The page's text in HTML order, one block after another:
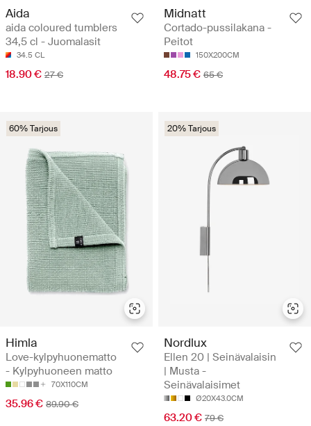
Aida
aida coloured tumblers
34,5 cl - Juomalasit
34.5 CL
18.90 € 27 €
Midnatt
Cortado-pussilakana -
Peitot
150X200CM
48.75 € 65 €
60% Tarjous
Himla
Love-kylpyhuonematto
- Kylpyhuoneen matto
70X110CM
35.96 € 89.90 €
20% Tarjous
Nordlux
Ellen 20 | Seinävalaisin
| Musta -
Seinävalaisimet
Ø20X43.0CM
63.20 € 79 €